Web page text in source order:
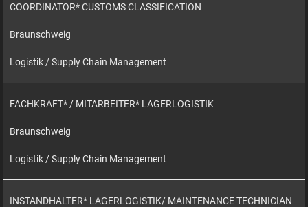
COORDINATOR* CUSTOMS CLASSIFICATION
Braunschweig
Logistik / Supply Chain Management
FACHKRAFT* / MITARBEITER* LAGERLOGISTIK
Braunschweig
Logistik / Supply Chain Management
INSTANDHALTER* LAGERLOGISTIK/ MAINTENANCE TECHNICIAN